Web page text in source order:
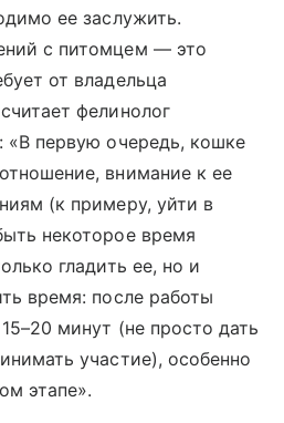
ее заслужить.
с питомцем — это
от владельца
фелинолог
«В первую очередь, кошке
внимание к ее
(к примеру, уйти в
некоторое время
гладить ее, но и
время: после работы
минут (не просто дать
участие), особенно
этапе».